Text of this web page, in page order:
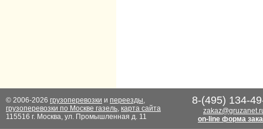
© 2006-2026 грузоперевозки и переезды,
грузоперевозки по Москве газель, карта сайта
115516 г. Москва, ул. Промышленная д. 11
8-(495) 134-
on-line форма